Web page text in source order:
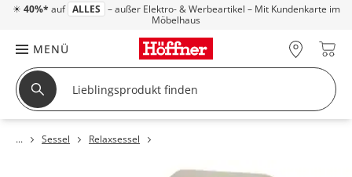
☀ 40%* auf ALLES – außer Elektro- & Werbeartikel – Mit Kundenkarte im
Möbelhaus
MENÜ
Sessel Relaxsessel